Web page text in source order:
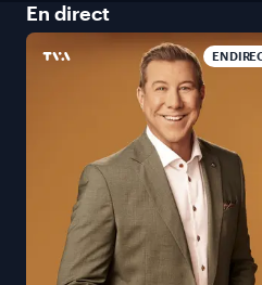
En direct
EN